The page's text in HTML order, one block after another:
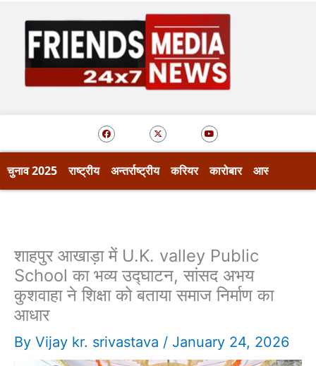
content
F
a
c
e
X
-
t
w
t
t
r
Y
o
u
t
b
e
चुनाव 2025 राष्ट्रीय अन्तर्राष्ट्रीय करियर कारोबार आस्था
शाहपुर आखाड़ा में U.K. valley Public
School का भव्य उद्घाटन, सांसद अभय
कुशवाहा ने शिक्षा को बताया समाज निर्माण का
आधार
By Vijay kr. srivastava / January 24, 2026